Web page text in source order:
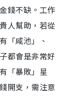
錢不缺。工作
人幫助，若從
「咸池」、
都會是非常好
「暴敗」星
開支，需注意